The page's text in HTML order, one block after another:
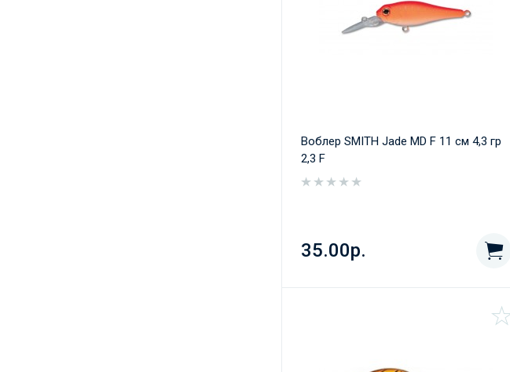
Воблер SMITH Jade MD F 11 см 4,3 гр
2,3 F
35.00р.